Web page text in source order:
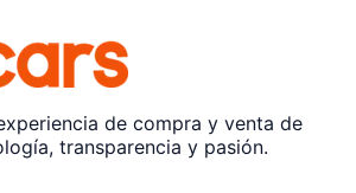
de compra y venta de
transparencia y pasión.